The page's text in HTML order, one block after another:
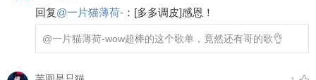
回复@一片猫薄荷- ： [多多调皮]感恩！
@一片猫薄荷-wow超棒的这个歌单，竟然还有哥的歌👌